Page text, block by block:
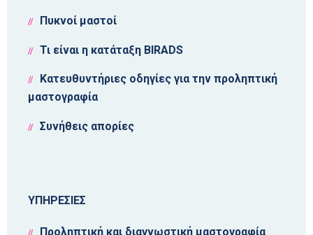
Πυκνοί μαστοί
Τι είναι η κατάταξη BIRADS
Κατευθυντήριες οδηγίες για την προληπτική
μαστογραφία
Συνήθεις απορίες
ΥΠΗΡΕΣΙΕΣ
Προληπτική και διαγνωστική μαστογραφία